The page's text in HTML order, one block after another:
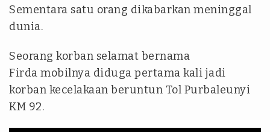
Sementara satu orang dikabarkan meninggal
dunia.
Seorang korban selamat bernama
Firda mobilnya diduga pertama kali jadi
korban kecelakaan beruntun Tol Purbaleunyi
KM 92.